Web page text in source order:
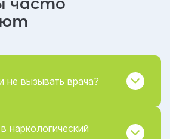
не вызывать врача?
наркологический